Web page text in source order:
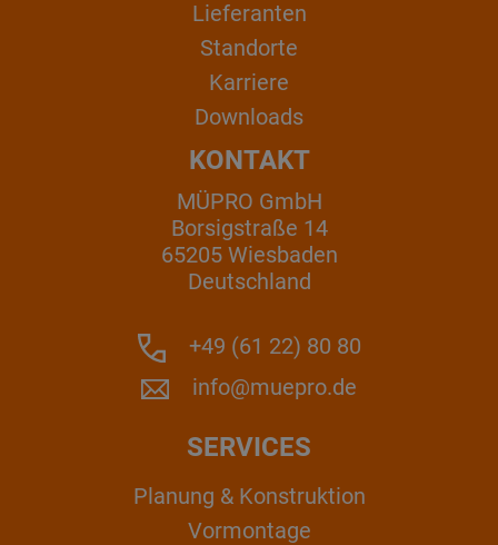
Lieferanten
Standorte
Karriere
Downloads
KONTAKT
MÜPRO GmbH
Borsigstraße 14
65205 Wiesbaden
Deutschland
+49 (61 22) 80 80
info@muepro.de
SERVICES
Planung & Konstruktion
Vormontage